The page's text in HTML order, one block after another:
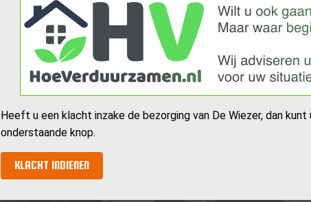
Heeft u een klacht inzake de bezorging van De Wiezer, dan kunt
onderstaande knop.
KLACHT INDIENEN